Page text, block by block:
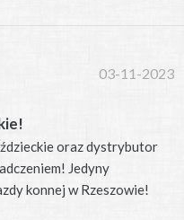
03-11-2023
oraz dystrybutor
Jedyny
konnej w Rzeszowie!